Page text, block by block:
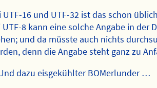
UTF-16 und UTF-32 ist das schon
UTF-8 kann eine solche Angabe in der
und da müsste auch nichts
denn die Angabe steht ganz zu
dazu eisgekühlter BOMerlunder …